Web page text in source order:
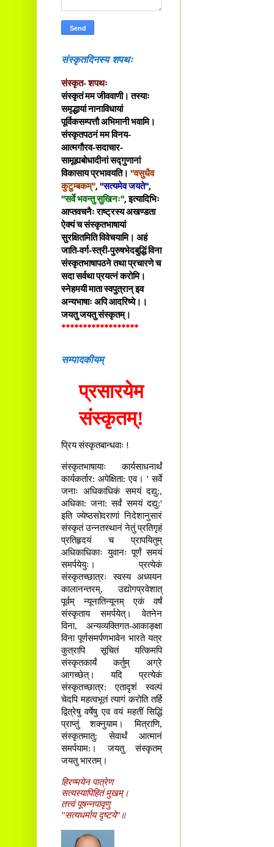
संस्कृतदिनस्य शपथः
संस्कृत- शपथः
संस्कृतं मम जीववाणी। तस्याः
समृद्धायां नानाविधायां
पूर्विकसम्पत्तौ अभिमानी भवामि।
संस्कृतपठनं मम विनय-
आत्मगौरव-सदाचार-
सामूह्यबोधादीनां सद्गुणानां
विकासाय प्रभावयति। "वसुधैव
कुटुम्बकम्", "सत्यमेव जयते",
"सर्वे भवन्तु सुखिनः", इत्यादिभिः
आप्तवचनैः राष्ट्रस्य अखण्डता
ऐक्यं च संस्कृतभाषायां
सुरक्षितमिति विवेचयामि। अहं
जाति-वर्ग-स्त्री-पुरुषभेदबुद्धिं विना
संस्कृतभाषापठने तथा प्रचारणे च
सदा सर्वथा प्रयत्नं करोमि।
स्नेहमयी माता स्वपुत्रान् इव
अन्यभाषाः अपि आदरिष्ये।।
जयतु जयतु संस्कृतम्।
******************
सम्पादकीयम्
प्रसारयेम
संस्कृतम्!
प्रिय संस्कृतबान्धवाः !
संस्कृतभाषायाः कार्यसाधनार्थं
कार्यकर्तार: अपेक्षिता: एव। ' सर्वे
जनाः अधिकाधिकं समयं दद्यु:,
अधिका: जना: सर्वं समयं दद्यु:'
इति ज्येष्ठसोदराणां निदेशानुसारं
संस्कृतं उन्नतस्थानं नेतुं प्रतिगृहं
प्रतिहृदयं च प्रापयितुम्
अधिकाधिकाः युवानः पूर्णं समयं
समर्पयेयुः। प्रत्येकं
संस्कृतच्छात्रः स्वस्य अध्ययन
कालानन्तरम्, उद्योगप्रवेशात्
पूर्वम् न्यूनातिन्यूनम् एकं वर्षं
संस्कृताय समर्पयेत्। वेतनेन
विना, अन्यव्यक्तिगत-आकाङ्क्षा
विना पूर्णसमर्पणभावेन भारते यत्र
कुत्रापि सूचितं यत्किमपि
संस्कृतकार्यं कर्तुम् अग्रे
आगच्छेत्। यदि प्रत्येकं
संस्कृतच्छात्र: एतादृशं स्वल्पं
चेदपि महत्वभूतं त्यागं करोति तर्हि
द्वित्रेषु वर्षेषु एव वयं महतीं सिद्धिं
प्राप्तुं शक्नुयाम। मित्राणि,
संस्कृतमातु: सेवार्थं आत्मानं
समर्पयाम:। जयतु संस्कृतम्
जयतु भारतम्।
हिरण्मयेन पात्रेण
सत्यस्यापिहितं मुखम्।
तत्त्वं पूषन्नपावृणु
"सत्यधर्माय दृष्टये"॥